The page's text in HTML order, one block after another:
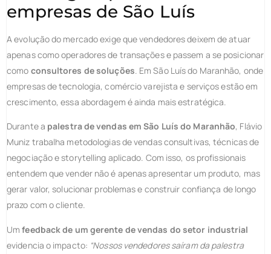
empresas de São Luís
A evolução do mercado exige que vendedores deixem de atuar
apenas como operadores de transações e passem a se posicionar
como consultores de soluções. Em São Luís do Maranhão, onde
empresas de tecnologia, comércio varejista e serviços estão em
crescimento, essa abordagem é ainda mais estratégica.
Durante a palestra de vendas em São Luís do Maranhão, Flávio
Muniz trabalha metodologias de vendas consultivas, técnicas de
negociação e storytelling aplicado. Com isso, os profissionais
entendem que vender não é apenas apresentar um produto, mas
gerar valor, solucionar problemas e construir confiança de longo
prazo com o cliente.
Umfeedback de um gerente de vendas do setor industrial
evidencia o impacto: “Nossos vendedores saíram da palestra